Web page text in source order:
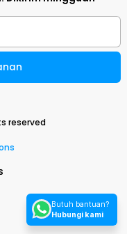
reserved
Butuh bantuan?
Hubungi kami